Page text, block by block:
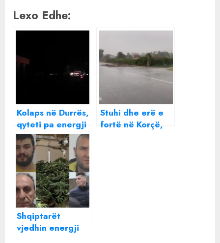
Lexo Edhe:
Kolaps në Durrës,
qyteti pa energji
elektrike
Stuhi dhe erë e
fortë në Korçë,
Shqiptarët
vjedhin energji